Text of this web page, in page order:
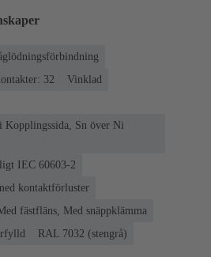
32
Vinklad
Kopplingssida, Sn över Ni
IEC 60603-2
kontaktförluster
fästfläns, Med snäppklämma
RAL 7032 (stengrå)